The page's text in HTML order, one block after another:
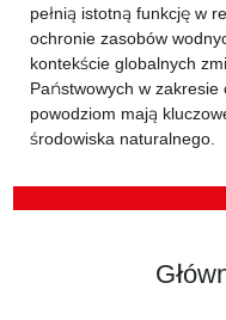
pełnią istotną funkcję w
ochronie zasobów
kontekście globalnych
Państwowych w zakresie
powodziom mają
środowiska naturalnego.